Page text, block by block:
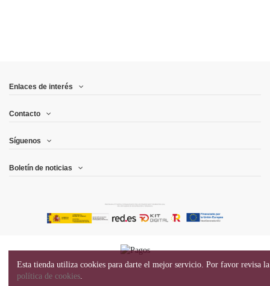
Enlaces de interés
Contacto
Síguenos
Boletín de noticias
Esta tienda utiliza cookies para darte el mejor servicio. Por favor revisa la
política de cookies